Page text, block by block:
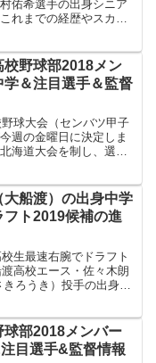
佑希選手の出身シニア
れまでの経歴やスカウ
園で2年生ながら4番を
...
校野球部2018メン
学＆注目選手＆監督
球大会（センバツ甲子
週の金曜日に決定しま
海道大会を制し、選抜
す。駒大苫小牧は史上
...
大船渡）の出身中学
ト2019候補の進
生最速右腕でドラフト
高校エース・佐々木朗
ろうき）投手の出身中
にあがっているととも
球部2018メンバー
目選手&監督情報